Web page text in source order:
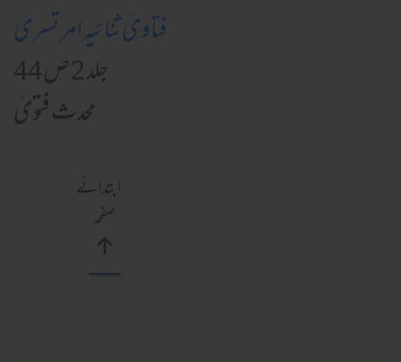
فتاویٰ ثنائیہ امرتسری
جلد 2 ص 44
محدث فتویٰ
ابتدائے
صفحہ